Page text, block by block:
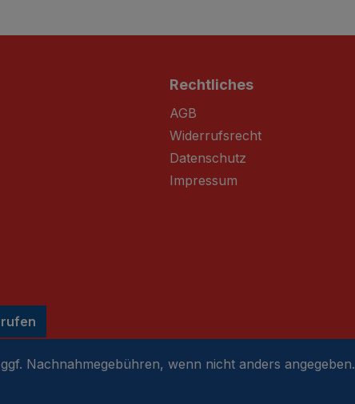
Rechtliches
AGB
Widerrufsrecht
Datenschutz
Impressum
Nachnahmegebühren, wenn nicht anders angegeben.